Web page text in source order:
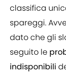
classifica
spareggi.
dato che gli
seguito le
indisponibili